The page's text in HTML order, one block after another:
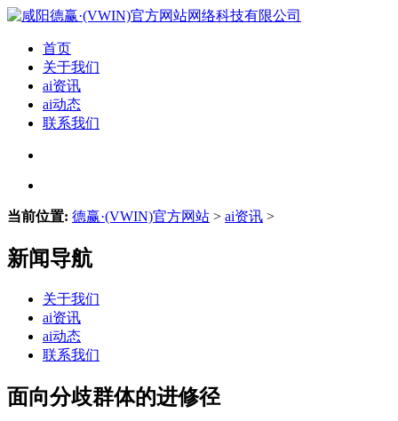
首页
关于我们
ai资讯
ai动态
联系我们
当前位置: 德赢·(VWIN)官方网站 > ai资讯 >
新闻导航
关于我们
ai资讯
ai动态
联系我们
面向分歧群体的进修径